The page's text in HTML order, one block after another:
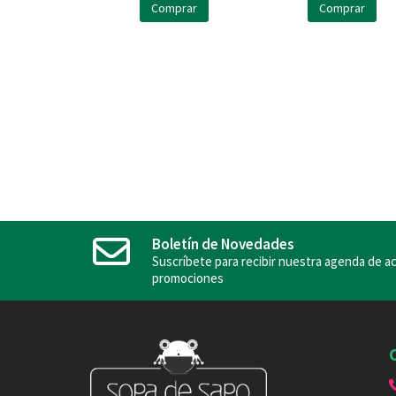
Comprar Comprar
Boletín de Novedades
Suscríbete para recibir nuestra agenda de
promociones